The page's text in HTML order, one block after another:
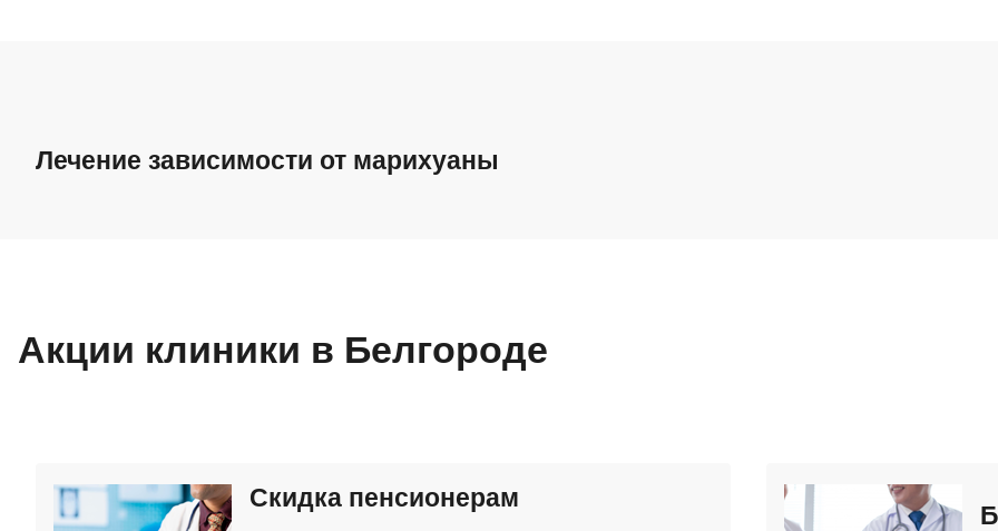
Лечение зависимости от марихуаны
Лечение подростковой наркомании
УБОД
Акции клиники в Белгороде
Скидка пенсионерам